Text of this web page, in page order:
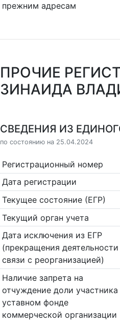
прежним адресам
ПРОЧИЕ
ЗИНАИДА
СВЕДЕНИЯ ИЗ
по состоянию на 25.04.2024
Регистрационный номер
Дата регистрации
Текущее состояние (ЕГР)
Текущий орган учета
Дата исключения из ЕГР
(прекращения
связи с реорганизацией)
Наличие запрета на
отчуждение доли участника
уставном фонде
коммерческой организации